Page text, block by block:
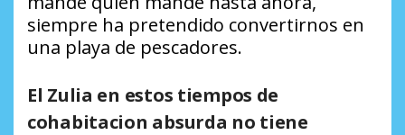
siempre ha pretendido convertirnos en
una playa de pescadores.
El Zulia en estos tiempos de
cohabitacion absurda no tiene